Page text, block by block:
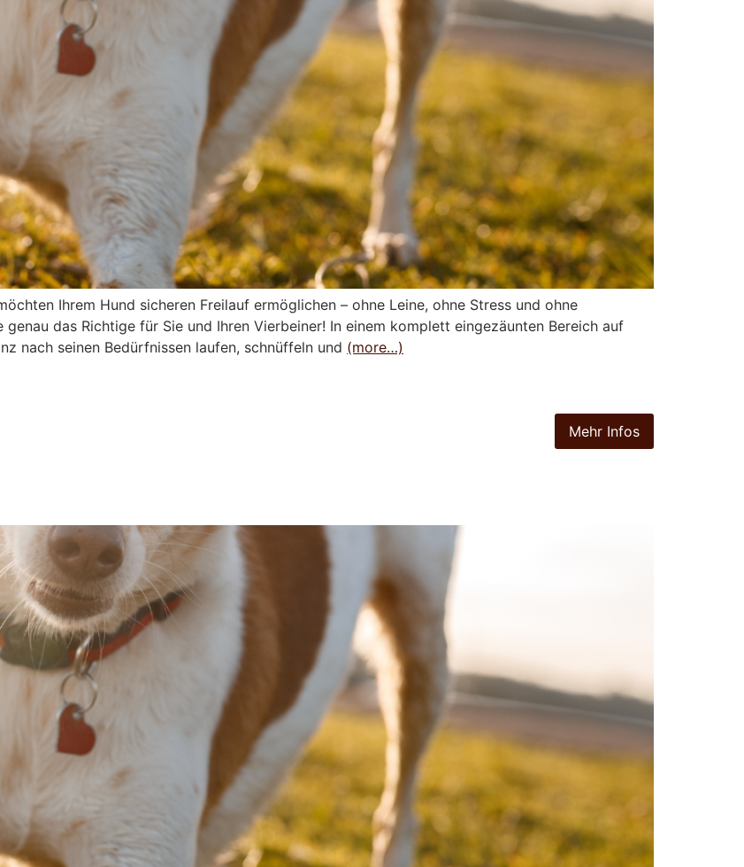
Ihrem Hund sicheren Freilauf ermöglichen – ohne Leine, ohne Stress und ohne
das Richtige für Sie und Ihren Vierbeiner! In einem komplett eingezäunten Bereich auf
nach seinen Bedürfnissen laufen, schnüffeln und (more…)